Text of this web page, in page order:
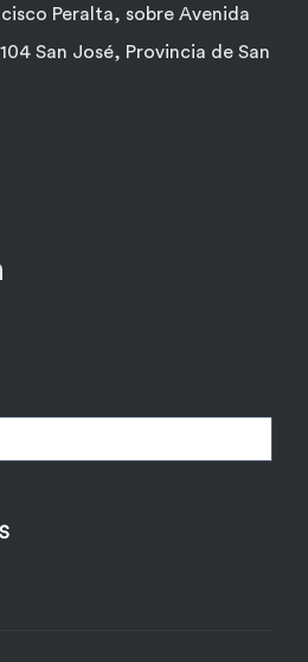
Peralta, sobre Avenida
San José, Provincia de San